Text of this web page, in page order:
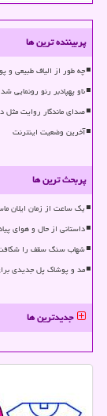
پربیننده ترین ها
چه طور از الیاف طبیعی
ناو پهپادبر رنو رونمایی
صدای ماندگار روایت
آخرین وضعیت اینترنت
پربحث ترین ها
یک ساعت از زمان ایلان ماسک 100 میلیون دلار
داستانی از حال و هوای
شهاب سنگ سقف را
مد و پوشاک پل جدیدی
جدیدترین ها